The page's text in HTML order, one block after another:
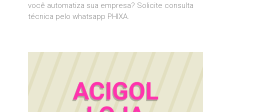
você automatiza sua empresa? Solicite consulta
técnica pelo whatsapp PHIXA.